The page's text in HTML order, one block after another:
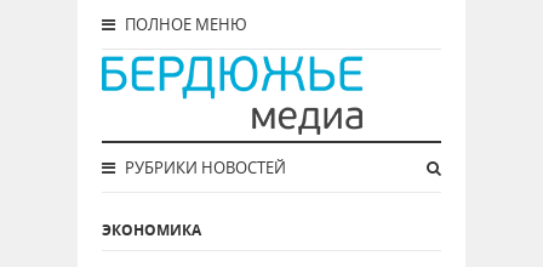
ПОЛНОЕ МЕНЮ
РУБРИКИ НОВОСТЕЙ
ЭКОНОМИКА